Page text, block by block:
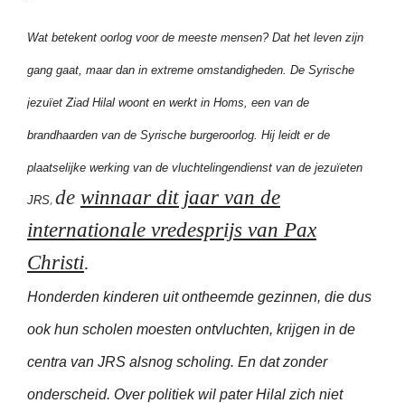
Wat betekent oorlog voor de meeste mensen? Dat het leven zijn
gang gaat, maar dan in extreme omstandigheden. De Syrische
jezuïet Ziad Hilal woont en werkt in Homs, een van de
brandhaarden van de Syrische burgeroorlog. Hij leidt er de
plaatselijke werking van de vluchtelingendienst van de jezuïeten
JRS,de winnaar dit jaar van de
internationale vredesprijs van Pax
Christi.
Honderden kinderen uit ontheemde gezinnen, die dus
ook hun scholen moesten ontvluchten, krijgen in de
centra van JRS alsnog scholing. En dat zonder
onderscheid. Over politiek wil pater Hilal zich niet